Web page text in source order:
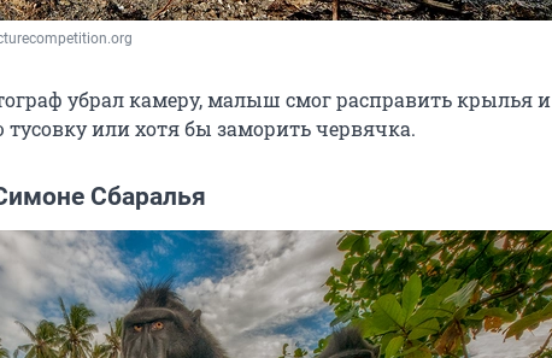
убрал камеру, малыш смог расправить крылья и
или хотя бы заморить червячка.
Сбаралья